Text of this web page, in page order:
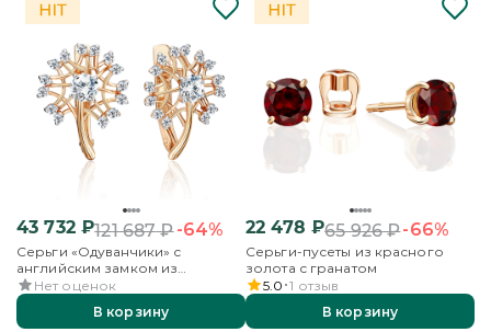
43 732₽121 687₽-64%
Серьги «Одуванчики» с
английским замком из
красного золота с фианитами
Нет оценок
В корзину
22 478 ₽65 926₽-66%
Серьги-пусеты из красного
золота с гранатом
5.0 1 отзыв
В корзину